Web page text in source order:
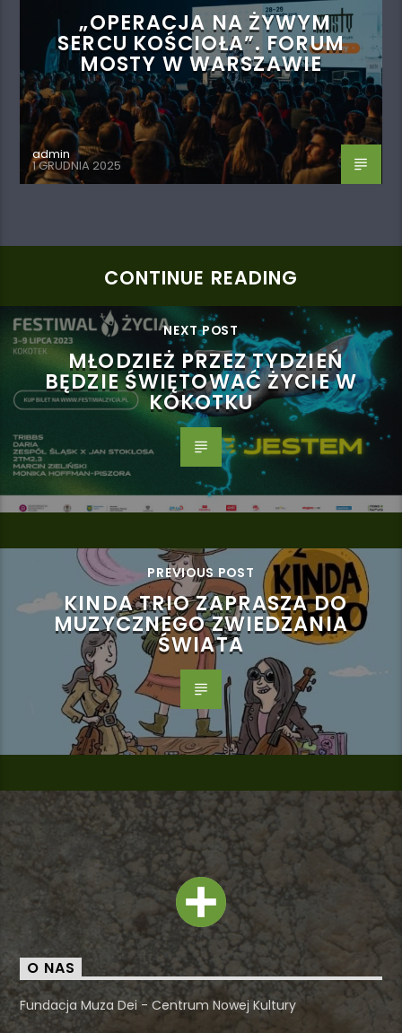
„OPERACJA NA ŻYWYM
SERCU KOŚCIOŁA”. FORUM
MOSTY W WARSZAWIE
admin
1 GRUDNIA 2025
CONTINUE READING
NEXT POST
MŁODZIEŻ PRZEZ TYDZIEŃ
BĘDZIE ŚWIĘTOWAĆ ŻYCIE W
KOKOTKU
PREVIOUS POST
KINDA TRIO ZAPRASZA DO
MUZYCZNEGO ZWIEDZANIA
ŚWIATA
O NAS
Fundacja Muza Dei - Centrum Nowej Kultury